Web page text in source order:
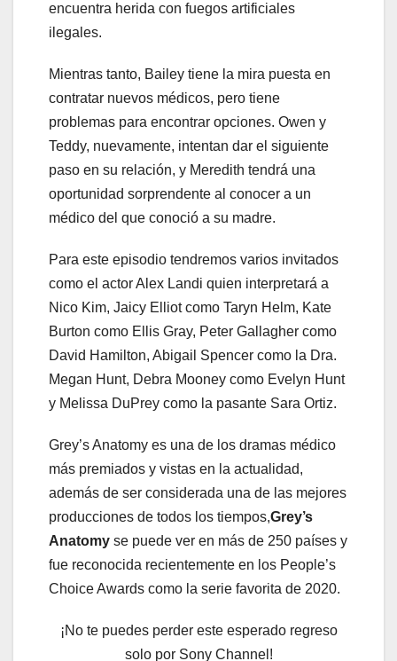
encuentra herida con fuegos artificiales
ilegales.
Mientras tanto, Bailey tiene la mira puesta en
contratar nuevos médicos, pero tiene
problemas para encontrar opciones. Owen y
Teddy, nuevamente, intentan dar el siguiente
paso en su relación, y Meredith tendrá una
oportunidad sorprendente al conocer a un
médico del que conoció a su madre.
Para este episodio tendremos varios invitados
como el actor Alex Landi quien interpretará a
Nico Kim, Jaicy Elliot como Taryn Helm, Kate
Burton como Ellis Gray, Peter Gallagher como
David Hamilton, Abigail Spencer como la Dra.
Megan Hunt, Debra Mooney como Evelyn Hunt
y Melissa DuPrey como la pasante Sara Ortiz.
Grey’s Anatomy es una de los dramas médico
más premiados y vistas en la actualidad,
además de ser considerada una de las mejores
producciones de todos los tiempos,Grey’s
Anatomy se puede ver en más de 250 países y
fue reconocida recientemente en los People’s
Choice Awards como la serie favorita de 2020.
¡No te puedes perder este esperado regreso
solo por Sony Channel!